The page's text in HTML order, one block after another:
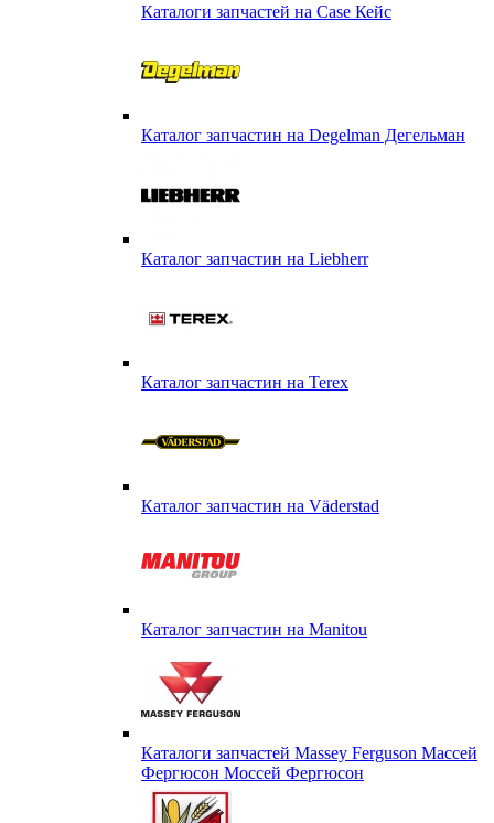
Каталоги запчастей на Case Кейс
Каталог запчастин на Degelman Дегельман
Каталог запчастин на Liebherr
Каталог запчастин на Terex
Каталог запчастин на Väderstad
Каталог запчастин на Маnitou
Каталоги запчастей Massey Ferguson Массей
Фергюсон Моссей Фергюсон